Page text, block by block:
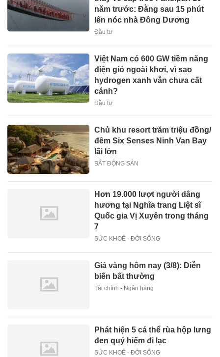
năm trước: Đằng sau 15 phút
lên nóc nhà Đông Dương
Đầu tư
Việt Nam có 600 GW tiềm năng
điện gió ngoài khơi, vì sao
hydrogen xanh vẫn chưa cất
cánh?
Đầu tư
Chủ khu resort trăm triệu đồng/
đêm Six Senses Ninh Van Bay
lãi lớn
BẤT ĐỘNG SẢN
Hơn 19.000 lượt người dâng
hương tại Nghĩa trang Liệt sĩ
Quốc gia Vị Xuyên trong tháng
7
SỨC KHOẺ - ĐỜI SỐNG
Giá vàng hôm nay (3/8): Diễn
biến bất thường
Tài chính - Ngân hàng
Phát hiện 5 cá thể rùa hộp lưng
đen quý hiếm đi lạc
SỨC KHOẺ - ĐỜI SỐNG